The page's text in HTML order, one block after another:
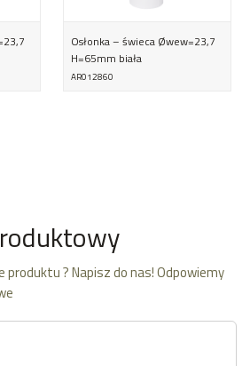
Osłonka – świeca Øwew=23,7
H=65mm biała
AR012860
? Napisz do nas! Odpowiemy